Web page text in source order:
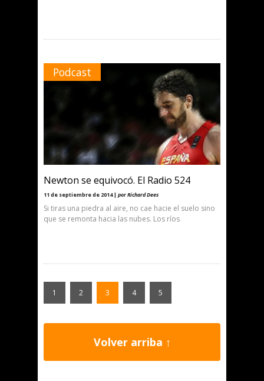
Podcast
Newton se equivocó. El Radio 524
11 de septiembre de 2014 | por Richard Dees
Si tiras una piedra al aire, no cae hacie el suelo sino
que se remonta hacia las nubes. Los ríos
1 2 3 4 5
Volver arriba ↑